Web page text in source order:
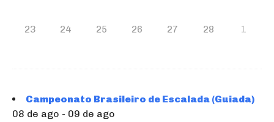
23 24 25 26 27 28 1
Campeonato Brasileiro de Escalada (Guiada)
08 de ago - 09 de ago